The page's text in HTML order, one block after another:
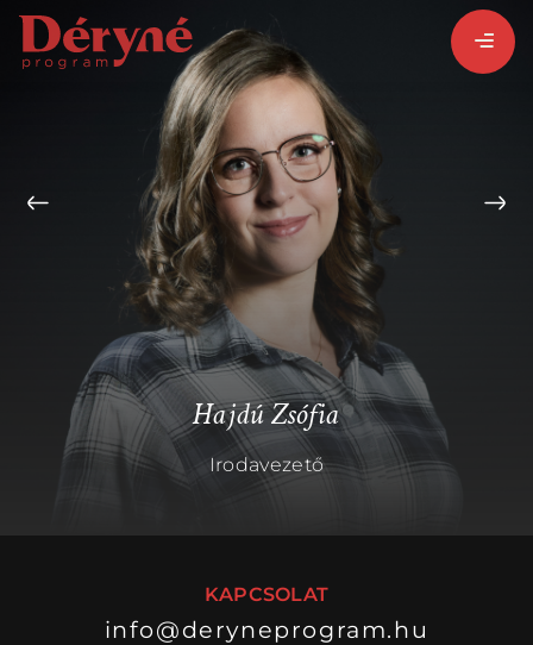
BEJELENTKEZEM
REGISZTRÁLOK
PROGRAMISMERTETŐ
ALPROGRAMOK:
Hajdú Zsófia
Irodavezető
KAPCSOLAT
info@deryneprogram.hu